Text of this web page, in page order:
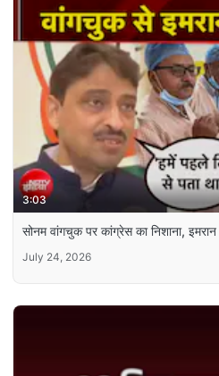
3:03
सोनम वांगचुक पर कांग्रेस का निशाना,
July 24, 2026